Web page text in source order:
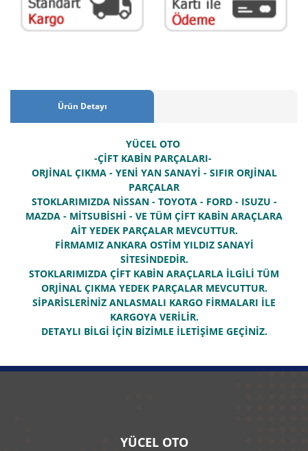
Ürün Detayı
YÜCEL OTO
-ÇİFT KABİN PARÇALARI-
ORJİNAL ÇIKMA - YENİ YAN SANAYİ - SIFIR ORJİNAL
PARÇALAR
STOKLARIMIZDA NİSSAN - TOYOTA - FORD - ISUZU -
MAZDA - MİTSUBİSHİ - VE TÜM ÇİFT KABİN ARAÇLARA
AİT YEDEK PARÇALAR MEVCUTTUR.
FİRMAMIZ ANKARA OSTİM YILDIZ SANAYİ
SİTESİNDEDİR.
STOKLARIMIZDA ÇİFT KABİN ARAÇLARLA İLGİLİ TÜM
ORJİNAL ÇIKMA YEDEK PARÇALAR MEVCUTTUR.
SİPARİSLERİNİZ ANLASMALI KARGO FİRMALARI İLE
KARGOYA VERİLİR.
DETAYLI BİLGİ İÇİN BİZİMLE İLETİŞİME GEÇİNİZ.
YÜCEL OTO